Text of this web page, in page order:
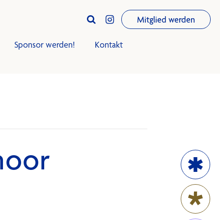
  Mitglied werden
Sponsor werden! Kontakt